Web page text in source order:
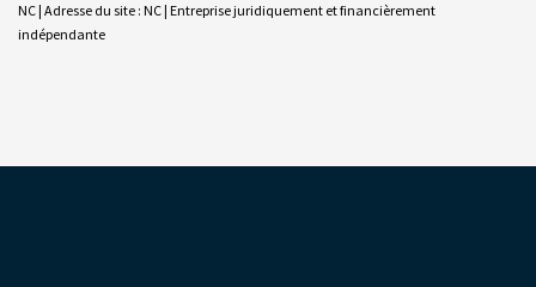
NC | Adresse du site : NC | Entreprise juridiquement et financièrement
indépendante